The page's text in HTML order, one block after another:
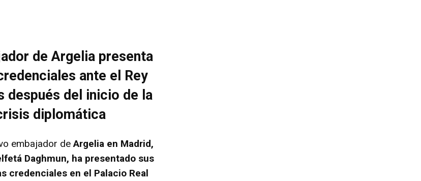
de Argelia presenta
ante el Rey
después del inicio de la
diplomática
embajador deArgelia en Madrid,
Daghmun, ha presentado sus
credenciales en el Palacio Real